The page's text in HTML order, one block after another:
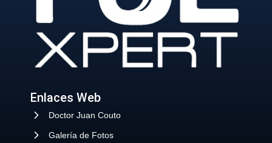
Enlaces Web
Doctor Juan Couto
Galería de Fotos